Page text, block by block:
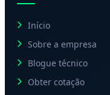
Início
Sobre a empresa
Blogue técnico
Obter cotação